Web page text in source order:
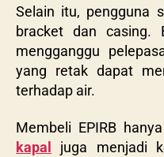
Selain itu, pengguna
bracket dan casing.
mengganggu
yang retak dapat
terhadap air.
Membeli EPIRB
kapal
juga menjadi